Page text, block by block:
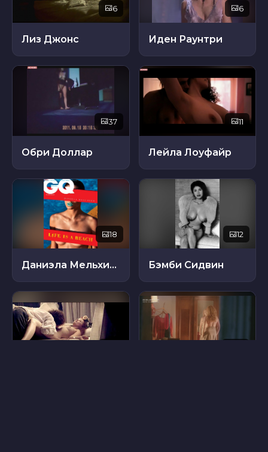
6
Лиз Джонс
6
Иден Раунтри
37
Обри Доллар
11
Лейла Лоуфайр
18
Даниэла Мельхиор
12
Бэмби Сидвин